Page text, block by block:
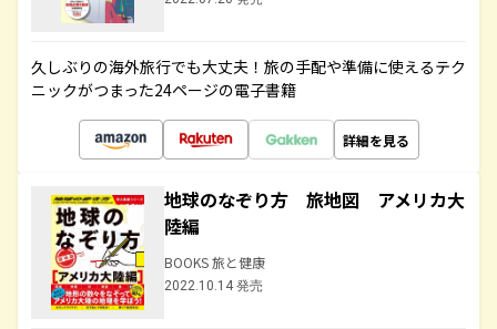
久しぶりの海外旅行でも大丈夫！旅の手配や準備に使えるテク
ニックがつまった24ページの電子書籍
詳細を見る
地球のなぞり方 旅地図 アメリカ大
陸編
BOOKS 旅と健康
2022.10.14 発売